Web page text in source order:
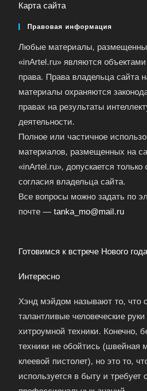
Карта сайта
Правовая информация
Любые материалы,
«inArtel.ru» являются объектами
права. Права владельца сайта
материалы охраняются
правах на результаты
деятельности.
Полное или частичное
материалов, размещенных на
«inArtel.ru», допускается только
согласия владельца сайта.
Все вопросы можно задать по
почте —tanka_mo@mail.ru
Готовимся к встрече Нового
Интересно
Хэнд мэйдом называют то, что
талантливые человеческие
хитроумной техники. Конечно,
техники не обойтись (швейная
клеевой пистолет), но это то,
используется в быту и требует